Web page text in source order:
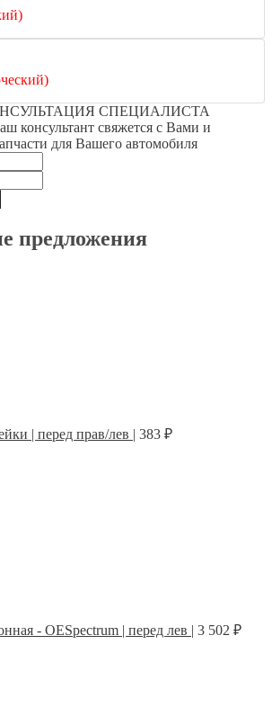
СПЕЦИАЛИСТА
консультант свяжется с Вами и
для Вашего автомобиля
предложения
| перед прав/лев | 383 ₽
- OESpectrum | перед лев | 3 502 ₽